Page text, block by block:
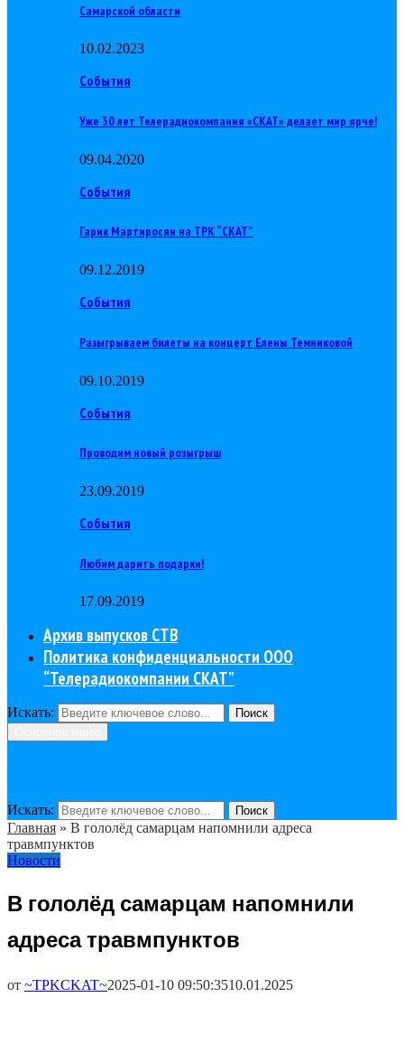
Самарской области
10.02.2023
События
Уже 30 лет Телерадиокомпания «СКАТ» делает мир ярче!
09.04.2020
События
Гарик Мартиросян на ТРК “СКАТ”
09.12.2019
События
Разыгрываем билеты на концерт Елены Темниковой
09.10.2019
События
Проводим новый розыгрыш
23.09.2019
События
Любим дарить подарки!
17.09.2019
Архив выпусков СТВ
Политика конфиденциальности ООО
“Телерадиокомпании СКАТ”
Искать:
Поиск
Искать: Поиск
Главная » В гололёд самарцам напомнили адреса
травмпунктов
Новости
В гололёд самарцам напомнили
адреса травмпунктов
от ~TPKCKAT~2025-01-10 09:50:3510.01.2025